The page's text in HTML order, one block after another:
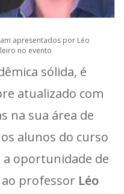
apresentados por Léo
no evento
sólida, é
atualizado com
na sua área de
alunos do curso
a oportunidade de
professor Léo